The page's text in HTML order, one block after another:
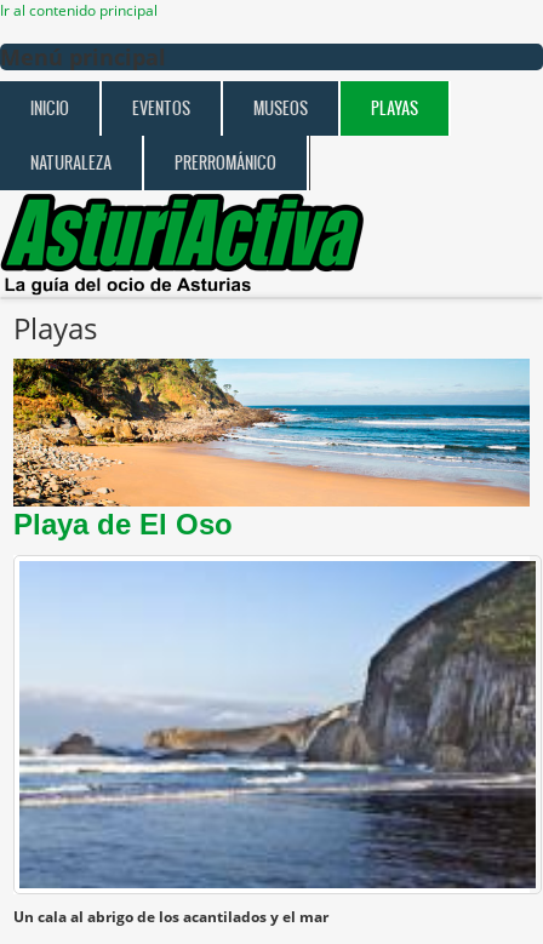
Ir al contenido principal
Menú principal
INICIO EVENTOS MUSEOS PLAYAS
NATURALEZA PRERROMÁNICO
Playas
Playa de El Oso
Un cala al abrigo de los acantilados y el mar